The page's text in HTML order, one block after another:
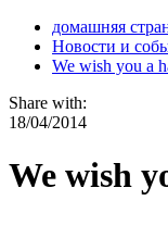
домашняя
Новости и
We wish you a
Share with:
18/04/2014
We wish